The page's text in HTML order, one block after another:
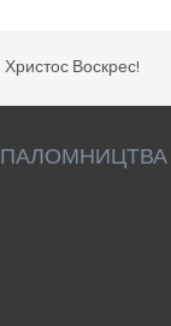
Христос Воскрес!
ПАЛОМНИЦТВА